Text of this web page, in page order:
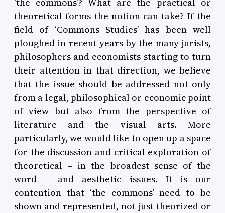
theoretical forms the notion can take? If the
field of ‘Commons Studies’ has been well
ploughed in recent years by the many jurists,
philosophers and economists starting to turn
their attention in that direction, we believe
that the issue should be addressed not only
from a legal, philosophical or economic point
of view but also from the perspective of
literature and the visual arts. More
particularly, we would like to open up a space
for the discussion and critical exploration of
theoretical – in the broadest sense of the
word – and aesthetic issues. It is our
contention that ‘the commons’ need to be
shown and represented, not just theorized or